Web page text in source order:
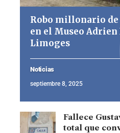
Robo millonario
en el Museo Adrien
Limoges
Noticias
septiembre 8, 2025
Fallece
total que